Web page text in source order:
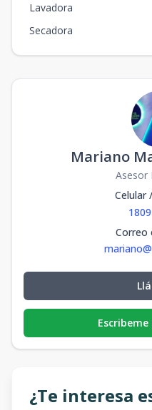
Lavadora
Secadora
Mariano
Asesor
Celular
Correo
¿Te interesa